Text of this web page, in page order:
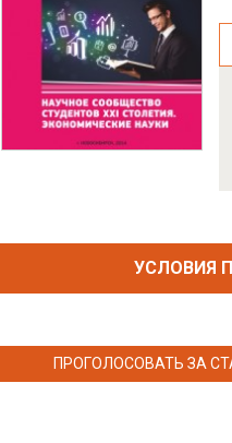
УСЛОВИЯ
ПРОГОЛОСОВАТЬ ЗА